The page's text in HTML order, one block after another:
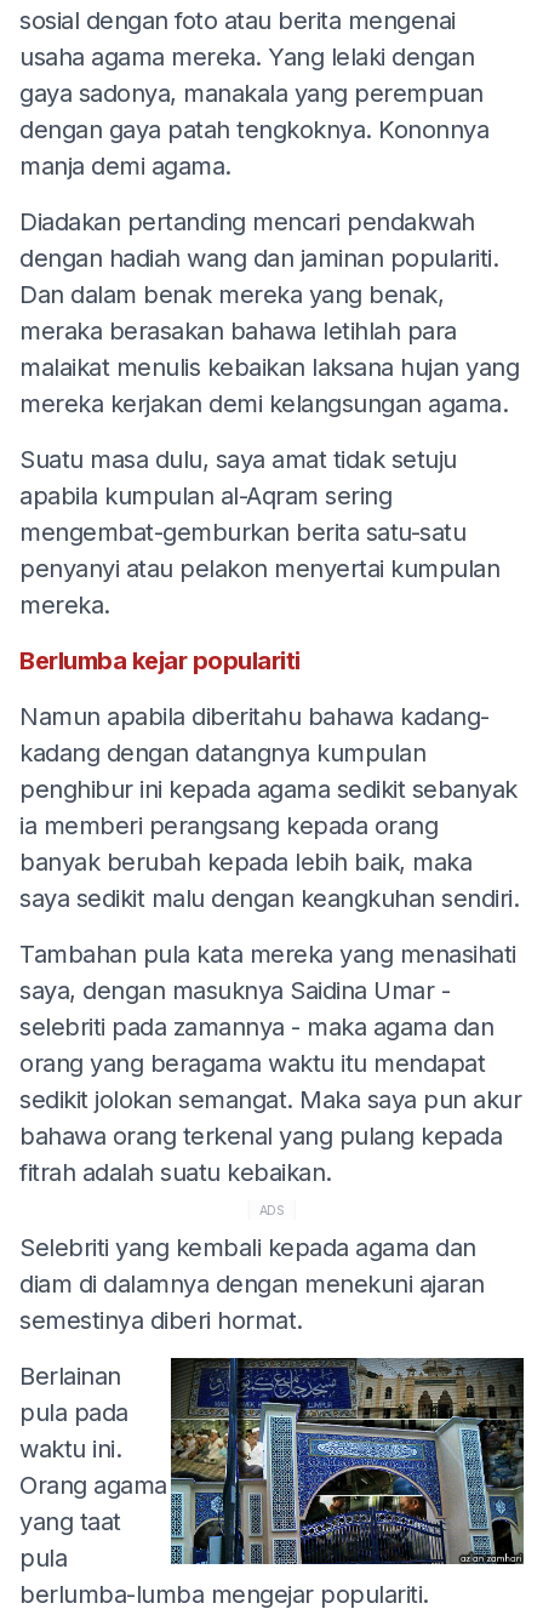
sosial dengan foto atau berita mengenai
usaha agama mereka. Yang lelaki dengan
gaya sadonya, manakala yang perempuan
dengan gaya patah tengkoknya. Kononnya
manja demi agama.
Diadakan pertanding mencari pendakwah
dengan hadiah wang dan jaminan populariti.
Dan dalam benak mereka yang benak,
meraka berasakan bahawa letihlah para
malaikat menulis kebaikan laksana hujan yang
mereka kerjakan demi kelangsungan agama.
Suatu masa dulu, saya amat tidak setuju
apabila kumpulan al-Aqram sering
mengembat-gemburkan berita satu-satu
penyanyi atau pelakon menyertai kumpulan
mereka.
Berlumba kejar populariti
Namun apabila diberitahu bahawa kadang-
kadang dengan datangnya kumpulan
penghibur ini kepada agama sedikit sebanyak
ia memberi perangsang kepada orang
banyak berubah kepada lebih baik, maka
saya sedikit malu dengan keangkuhan sendiri.
Tambahan pula kata mereka yang menasihati
saya, dengan masuknya Saidina Umar -
selebriti pada zamannya - maka agama dan
orang yang beragama waktu itu mendapat
sedikit jolokan semangat. Maka saya pun akur
bahawa orang terkenal yang pulang kepada
fitrah adalah suatu kebaikan.
ADS
Selebriti yang kembali kepada agama dan
diam di dalamnya dengan menekuni ajaran
semestinya diberi hormat.
Berlainan
pula pada
waktu ini.
Orang agama
yang taat
pula
berlumba-lumba mengejar populariti.